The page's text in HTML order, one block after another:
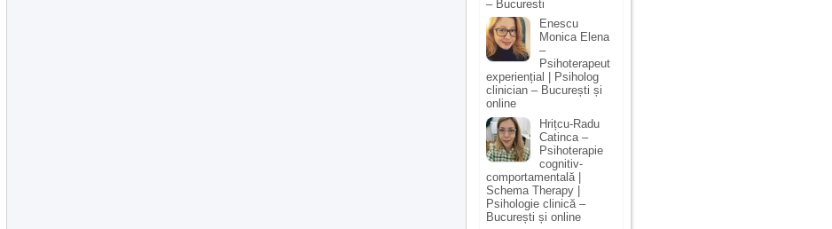
– Bucuresti
Enescu
Monica Elena
–
Psihoterapeut
experiențial | Psiholog
clinician – București și
online
Hrițcu-Radu
Catinca –
Psihoterapie
cognitiv-
comportamentală |
Schema Therapy |
Psihologie clinică –
București și online